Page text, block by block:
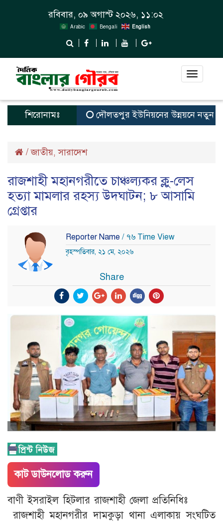
রবিবার, ০৯ অগাস্ট ২০২৬, ১১:০২
Arabic Bengali English
Toggle
শিরোনামঃ দৌলতপুর ইউনিয়নের উন্নয়নে নতুন স্বপ্ন
/জাতীয়,সারাদেশ
রাজশাহী মহানগরীতে চাঞ্চল্যকর ক্লু-লেস
হত্যা মামলার রহস্য উদঘাটন; ৮ আসামি
গ্রেপ্তার
Reporter Name / ৭৬ Time View
বৃহস্পতিবার, ২১ মে, ২০২৬
Share
কাট ডাউনলোড করুন
বাণী ইসরাইল হিটলার রাজশাহী জেলা প্রতিনিধিঃ
রাজশাহী মহানগরীর দামকুড়া থানা এলাকায় সংঘটিত